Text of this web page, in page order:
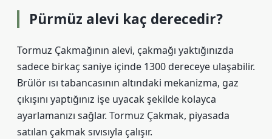
Pürmüz alevi kaç derecedir?
Tormuz Çakmağının alevi, çakmağı yaktığınızda
sadece birkaç saniye içinde 1300 dereceye ulaşabilir.
Brülör ısı tabancasının altındaki mekanizma, gaz
çıkışını yaptığınız işe uyacak şekilde kolayca
ayarlamanızı sağlar. Tormuz Çakmak, piyasada
satılan çakmak sıvısıyla çalışır.